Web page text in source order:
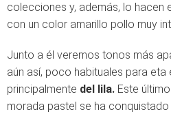
colecciones y, además, lo hacen
con un color amarillo pollo muy
Junto a él veremos tonos más
aún así, poco habituales para eta
principalmente del lila. Este
morada pastel se ha conquistado